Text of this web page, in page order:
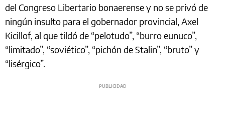
del Congreso Libertario bonaerense y no se privó de
ningún insulto para el gobernador provincial, Axel
Kicillof, al que tildó de “pelotudo”, “burro eunuco”,
“limitado”, “soviético”, “pichón de Stalin”, “bruto” y
“lisérgico”.